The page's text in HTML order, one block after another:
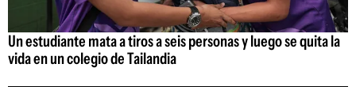
Un estudiante mata a tiros a seis personas y luego se quita la
vida en un colegio de Tailandia